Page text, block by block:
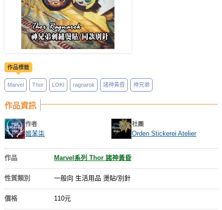
作品標籤
Marvel Thor LOKI ragnarok 諸神黃昏 神兄弟
作品資訊
作者
姬苯柒
社團
Orden Stickerei Atelier
作品 Marvel系列 Thor 諸神黃昏
性質類別 一般向 生活用品 燙貼/別針
價格 110元